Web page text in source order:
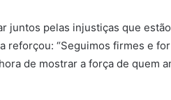
juntos pelas injustiças que
reforçou: “Seguimos firmes e
de mostrar a força de quem